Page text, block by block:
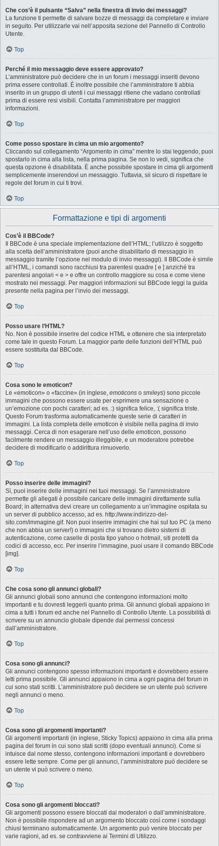
Che cos’è il pulsante “Salva” nella finestra di invio dei messaggi?
La funzione ti permette di salvare bozze di messaggi da completare e inviare
in seguito. Per utilizzarle vai nell’apposita sezione del Pannello di Controllo
Utente.
Top
Perché il mio messaggio deve essere approvato?
L’amministratore può decidere che in un forum i messaggi inseriti devono
prima essere controllati. È inoltre possibile che l’amministratore ti abbia
inserito in un gruppo di utenti i cui messaggi ritiene che vadano controllati
prima di essere resi visibili. Contatta l’amministratore per maggiori
informazioni.
Top
Come posso spostare in cima un mio argomento?
Cliccando sul collegamento “Argomento in cima” mentre lo stai leggendo, puoi
spostarlo in cima alla lista, nella prima pagina. Se non lo vedi, significa che
questa opzione è disabilitata. È anche possibile spostare in cima gli argomenti
semplicemente inserendovi un messaggio. Tuttavia, sii sicuro di rispettare le
regole del forum in cui ti trovi.
Top
Formattazione e tipi di argomenti
Cos’è il BBCode?
Il BBCode è una speciale implementazione dell’HTML; l’utilizzo è soggetto
alla scelta dell’amministratore (puoi anche disabilitarlo di messaggio in
messaggio tramite l’opzione nel modulo di invio messaggi). Il BBCode è simile
all’HTML, i comandi sono racchiusi tra parentesi quadre [ e ] anziché tra
parentesi angolari < e > e offre un controllo maggiore su cosa e come viene
mostrato nei messaggi. Per maggiori informazioni sul BBCode leggi la guida
presente nella pagina per l’invio dei messaggi.
Top
Posso usare l’HTML?
No. Non è possibile inserire del codice HTML e ottenere che sia interpretato
come tale in questo Forum. La maggior parte delle funzioni dell’HTML può
essere sostituita dal BBCode.
Top
Cosa sono le emoticon?
Le «emoticon» o «faccine» (in inglese, emoticons o smileys) sono piccole
immagini che possono essere usate per esprimere una sensazione o
un’emozione con pochi caratteri; ad es. :) significa felice, :( significa triste.
Questo Forum trasforma automaticamente queste serie di caratteri in
immagini. La lista completa delle emoticon è visibile nella pagina di invio
messaggi. Cerca di non esagerare nell’uso delle emoticon, possono
facilmente rendere un messaggio illeggibile, e un moderatore potrebbe
decidere di modificarlo o addirittura rimuoverlo.
Top
Posso inserire delle immagini?
Sì, puoi inserire delle immagini nei tuoi messaggi. Se l’amministratore
permette gli allegati è possibile caricare delle immagini direttamente sulla
Board; in alternativa devi creare un collegamento a un’immagine ospitata su
un server di pubblico accesso, ad es. http://www.indirizzo-del-
sito.com/immagine.gif. Non puoi inserire immagini che hai sul tuo PC (a meno
che non abbia un server!) o immagini che si trovano dietro sistemi di
autenticazione, come caselle di posta tipo yahoo o hotmail, siti protetti da
codici di accesso, ecc. Per inserire l’immagine, puoi usare il comando BBCode
[img].
Top
Che cosa sono gli annunci globali?
Gli annunci globali sono annunci che contengono informazioni molto
importanti e tu dovresti leggerli quanto prima. Gli annunci globali appaiono in
cima a tutti i forum ed anche nel Pannello di Controllo Utente. La possibilità di
scrivere su un annuncio globale dipende dai permessi concessi
dall’amministratore.
Top
Cosa sono gli annunci?
Gli annunci contengono spesso informazioni importanti e dovrebbero essere
letti prima possibile. Gli annunci appaiono in cima a ogni pagina del forum in
cui sono stati scritti. L’amministratore può decidere se un utente può scrivere
negli annunci o meno.
Top
Cosa sono gli argomenti importanti?
Gli argomenti importanti (in inglese, Sticky Topics) appaiono in cima alla prima
pagina del forum in cui sono stati scritti (dopo eventuali annunci). Come si
intuisce dal nome stesso, contengono informazioni importanti e dovrebbero
essere lette sempre. Come per gli annunci, l’amministratore può decidere se
un utente vi può scrivere o meno.
Top
Cosa sono gli argomenti bloccati?
Gli argomenti possono essere bloccati dai moderatori o dall’amministratore.
Non è possibile rispondere ad un argomento bloccato così come i sondaggi
chiusi terminano automaticamente. Un argomento può venire bloccato per
varie ragioni, ad es. se contravviene ai Termini di Utilizzo.